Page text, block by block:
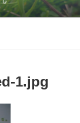
イサービ
どこででも″ 笑顔の花
る児童発達支援・放
1.jpg